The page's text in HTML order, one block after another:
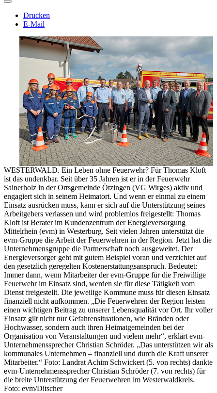
Drucken
E-Mail
WESTERWALD. Ein Leben ohne Feuerwehr? Für Thomas Kloft
ist das undenkbar. Seit über 35 Jahren ist er in der Feuerwehr
Sainerholz in der Ortsgemeinde Ötzingen (VG Wirges) aktiv und
engagiert sich in seinem Heimatort. Und wenn er einmal zu einem
Einsatz ausrücken muss, kann er sich auf die Unterstützung seines
Arbeitgebers verlassen und wird problemlos freigestellt: Thomas
Kloft ist Berater im Kundenzentrum der Energieversorgung
Mittelrhein (evm) in Westerburg. Seit vielen Jahren unterstützt die
evm-Gruppe die Arbeit der Feuerwehren in der Region. Jetzt hat die
Unternehmensgruppe die Partnerschaft noch ausgeweitet. Der
Energieversorger geht mit gutem Beispiel voran und verzichtet auf
den gesetzlich geregelten Kostenerstattungsanspruch. Bedeutet:
Immer dann, wenn Mitarbeiter der evm-Gruppe für die Freiwillige
Feuerwehr im Einsatz sind, werden sie für diese Tätigkeit vom
Dienst freigestellt. Die jeweilige Kommune muss für diesen Einsatz
finanziell nicht aufkommen. „Die Feuerwehren der Region leisten
einen wichtigen Beitrag zu unserer Lebensqualität vor Ort. Ihr voller
Einsatz gilt nicht nur Gefahrensituationen, wie Bränden oder
Hochwasser, sondern auch ihren Heimatgemeinden bei der
Organisation von Veranstaltungen und vielem mehr“, erklärt evm-
Unternehmenssprecher Christian Schröder. „Das unterstützen wir als
kommunales Unternehmen – finanziell und durch die Kraft unserer
Mitarbeiter.“ Foto: Landrat Achim Schwickert (5. von rechts) dankte
evm-Unternehmenssprecher Christian Schröder (7. von rechts) für
die breite Unterstützung der Feuerwehren im Westerwaldkreis.
Foto: evm/Ditscher